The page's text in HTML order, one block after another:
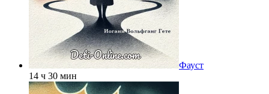
Фауст
14 ч 30 мин